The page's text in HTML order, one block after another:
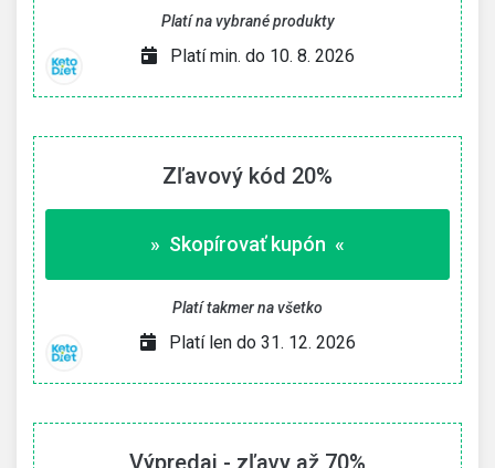
Platí na vybrané produkty
Platí min. do 10. 8. 2026
Zľavový kód 20%
» Skopírovať kupón «
Platí takmer na všetko
Platí len do 31. 12. 2026
Výpredaj - zľavy až 70%